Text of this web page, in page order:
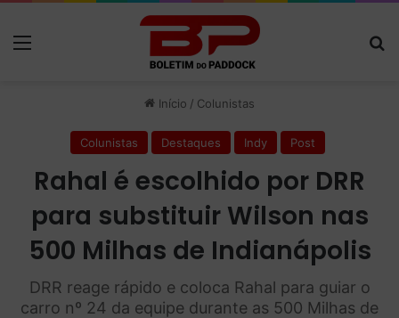
Início / Colunistas
Colunistas Destaques Indy Post
Rahal é escolhido por DRR
para substituir Wilson nas
500 Milhas de Indianápolis
DRR reage rápido e coloca Rahal para guiar o
carro nº 24 da equipe durante as 500 Milhas de